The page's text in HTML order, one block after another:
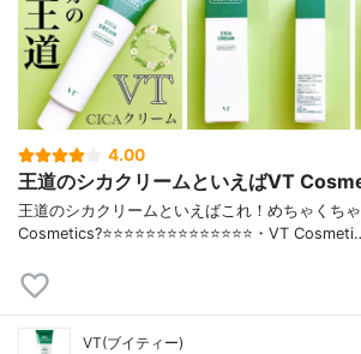
4.00
王道のシカクリームといえばVT
王道のシカクリームといえばこれ！めちゃくち
Cosmetics?⭐️⭐️⭐️⭐️⭐️⭐️⭐️⭐️⭐️⭐️⭐️⭐️⭐️⭐️・VT
VT(ブイティー)